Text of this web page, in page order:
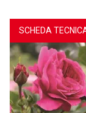
SCHEDA